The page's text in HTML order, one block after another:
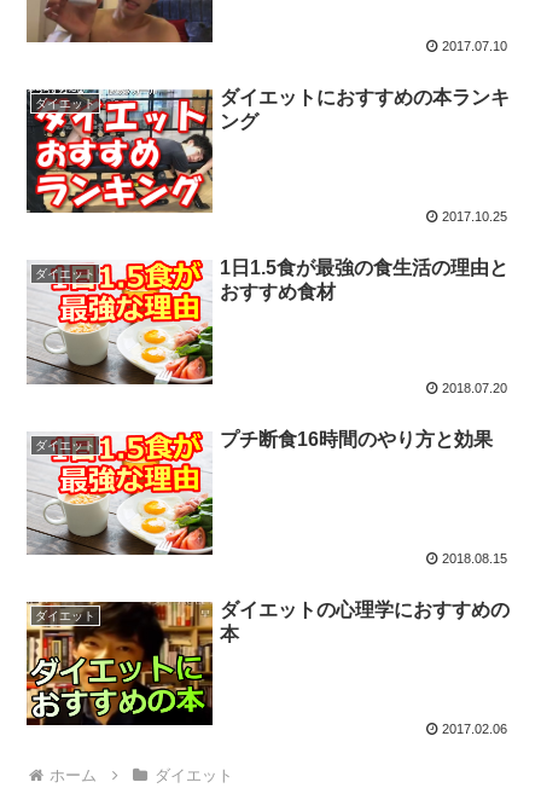
2017.07.10
ダイエット
ダイエットにおすすめの本ランキ
ング
2017.10.25
ダイエット
1日1.5食が最強の食生活の理由と
おすすめ食材
2018.07.20
ダイエット プチ断食16時間のやり方と効果
2018.08.15
ダイエット
ダイエットの心理学におすすめの
本
2017.02.06
ホーム ダイエット